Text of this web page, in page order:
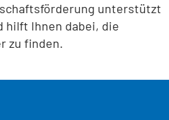
unterstützt
hilft Ihnen dabei, die
zu finden.